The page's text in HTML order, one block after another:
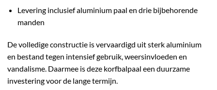
Levering inclusief aluminium paal en drie bijbehorende
manden
De volledige constructie is vervaardigd uit sterk aluminium
en bestand tegen intensief gebruik, weersinvloeden en
vandalisme. Daarmee is deze korfbalpaal een duurzame
investering voor de lange termijn.